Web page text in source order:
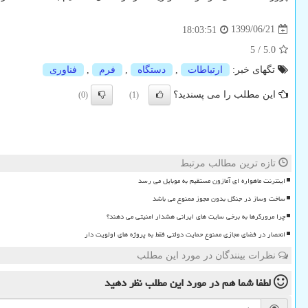
1399/06/21
18:03:51
5.0
/
5
تگهای خبر:
ارتباطات دستگاه فرم فناوری
این مطلب را می پسندید؟ (1)
(0)
تازه ترین مطالب مرتبط
اینترنت ماهواره ای آمازون مستقیم به موبایل می رسد
ساخت وساز در جنگل بدون مجوز ممنوع می باشد
چرا مرورگرها به برخی سایت های ایرانی هشدار امنیتی می دهند؟
انحصار در فضای مجازی ممنوع حمایت دولتی فقط به پروژه های اولویت دار
نظرات بینندگان در مورد این مطلب
لطفا شما همدر مورد این مطلبنظر دهید